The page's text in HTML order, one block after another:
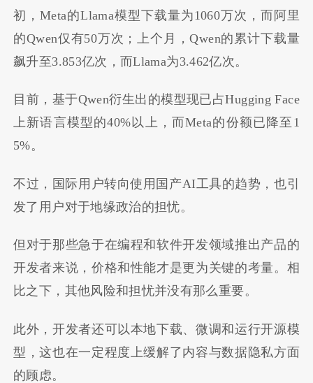
初，Meta的Llama模型下载量为1060万次，而阿里
的Qwen仅有50万次；上个月，Qwen的累计下载量
飙升至3.853亿次，而Llama为3.462亿次。
目前，基于Qwen衍生出的模型现已占Hugging Face
上新语言模型的40%以上，而Meta的份额已降至1
5%。
不过，国际用户转向使用国产AI工具的趋势，也引
发了用户对于地缘政治的担忧。
但对于那些急于在编程和软件开发领域推出产品的
开发者来说，价格和性能才是更为关键的考量。相
比之下，其他风险和担忧并没有那么重要。
此外，开发者还可以本地下载、微调和运行开源模
型，这也在一定程度上缓解了内容与数据隐私方面
的顾虑。